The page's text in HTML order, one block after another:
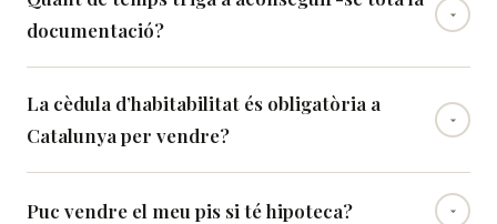
documentació?
La cèdula d’habitabilitat és obligatòria a
Catalunya per vendre?
Puc vendre el meu pis si té hipoteca?